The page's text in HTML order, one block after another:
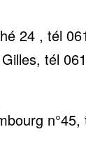
24 , tél
tél